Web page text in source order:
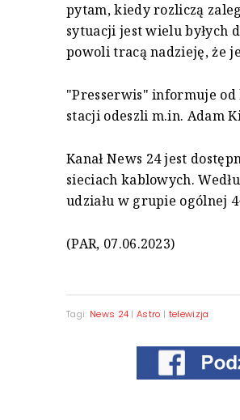
pytam, kiedy rozliczą
sytuacji jest wielu byłych
powoli tracą nadzieję, że
"Presserwis" informuje
stacji odeszli m.in. Adam
Kanał News 24 jest
sieciach kablowych.
udziału w grupie ogólnej
(PAR, 07.06.2023)
Tagi: News 24 |Astro | telewizja